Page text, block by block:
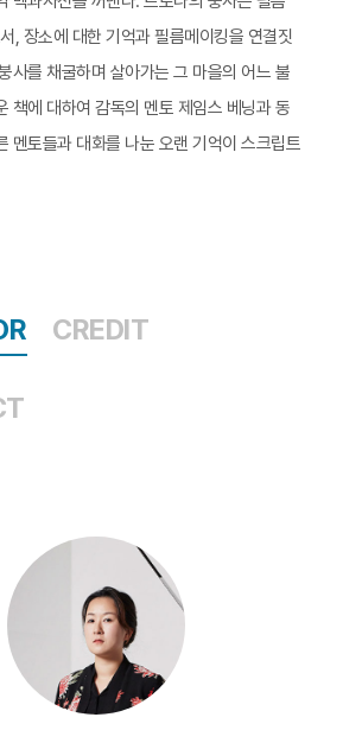
, 장소에 대한 기억과 필름메이킹을 연결짓
사를 채굴하며 살아가는 그 마을의 어느 불
책에 대하여 감독의 멘토 제임스 베닝과 동
멘토들과 대화를 나눈 오랜 기억이 스크립트
CREDIT